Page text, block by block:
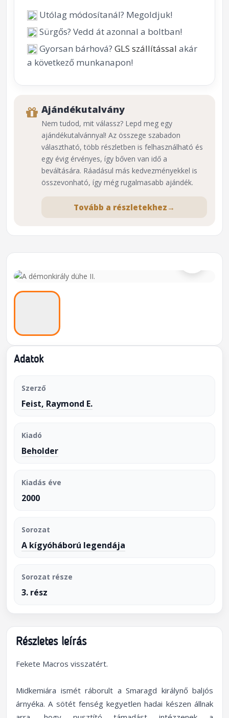
⌕
Adatok
Szerző
Feist, Raymond E.
Kiadó
Beholder
Kiadás éve
2000
Sorozat
A kígyóháború legendája
Sorozat része
3. rész
Utólag módosítanál? Megoldjuk!
Sürgős? Vedd át azonnal a boltban!
Gyorsan bárhová? GLS szállítással akár
a következő munkanapon!
Ajándékutalvány
Nem tudod, mit válassz? Lepd meg egy
ajándékutalvánnyal! Az összege szabadon
választható, több részletben is felhasználható és
egy évig érvényes, így bőven van idő a
beváltására. Ráadásul más kedvezményekkel is
összevonható, így még rugalmasabb ajándék.
Tovább a részletekhez →
Részletes leírás
Fekete Macros visszatért.
Midkemiára ismét ráborult a Smaragd királynő baljós
árnyéka. A sötét fenség kegyetlen hadai készen állnak